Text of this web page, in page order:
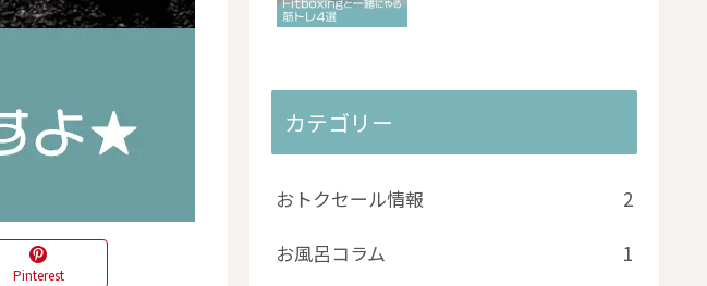
Pinterest
カテゴリー
おトクセール情報
2
お風呂コラム
1